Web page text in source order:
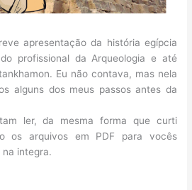
apresentação da história egípcia
profissional da Arqueologia e até
Eu não contava, mas nela
alguns dos meus passos antes da
ler, da mesma forma que curti
os arquivos em PDF para vocês
na integra.